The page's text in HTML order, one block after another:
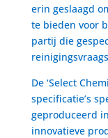
erin geslaagd
te bieden voor
partij die
De ‘Select
specificatie’s
geproduceerd
innovatieve